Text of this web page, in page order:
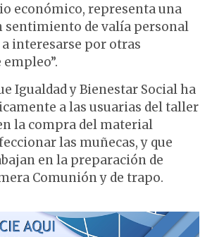
económico, representa una
sentimiento de valía personal
interesarse por otras
Igualdad y Bienestar Social ha
a las usuarias del taller
la compra del material
las muñecas, y que
en la preparación de
Comunión y de trapo.